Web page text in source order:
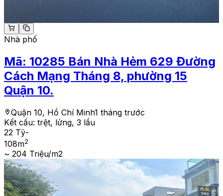
Nhà phố
Mã: 10285 Bán Nhà Hẻm 629 Đường
Cách Mạng Tháng 8, phường 15
Quận 10.
Quận 10, Hồ Chí Minh1 tháng trước
Kết cấu: trệt, lửng, 3 lầu
22 Tỷ-
108m2
~ 204 Triệu/m2